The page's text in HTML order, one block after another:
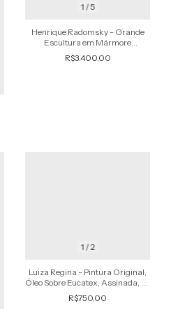
1 /5
Henrique Radomsky - Grande
Escultura em Mármore
Assinada, Estudo Abstrato
R$3.400,00
1 /2
Luiza Regina - Pintura Original,
Óleo Sobre Eucatex, Assinada, de
R$750,00